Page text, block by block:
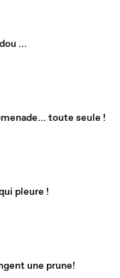
Léa et son doudou ...
toute seule !
pleure !
une prune!